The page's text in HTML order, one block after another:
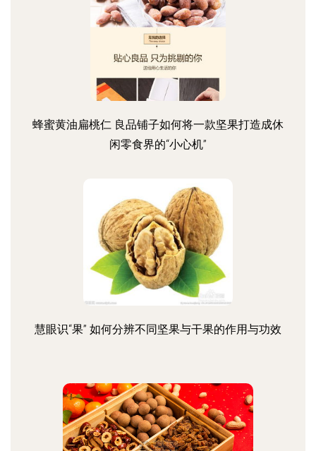
蜂蜜黄油扁桃仁 良品铺子如何将一款坚果打造成休
闲零食界的“小心机”
慧眼识“果” 如何分辨不同坚果与干果的作用与功效